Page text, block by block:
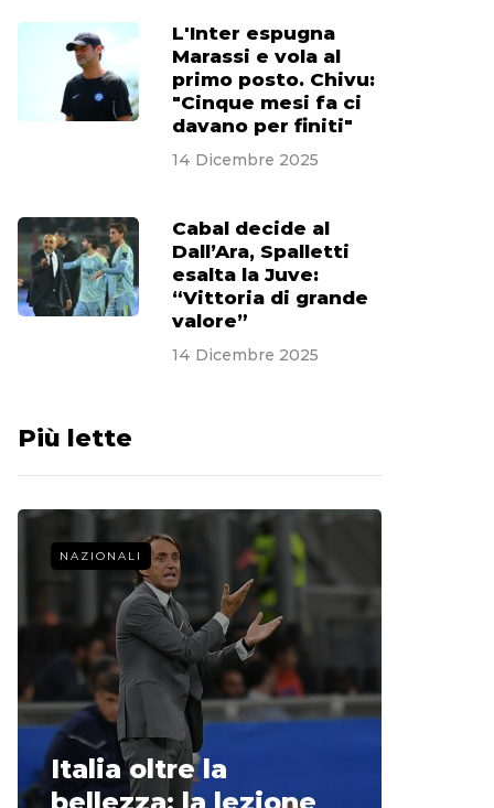
L'Inter espugna
Marassi e vola al
primo posto. Chivu:
"Cinque mesi fa ci
davano per finiti"
14 Dicembre 2025
Cabal decide al
Dall’Ara, Spalletti
esalta la Juve:
“Vittoria di grande
valore”
14 Dicembre 2025
Più lette
NAZIONALI
Italia oltre la